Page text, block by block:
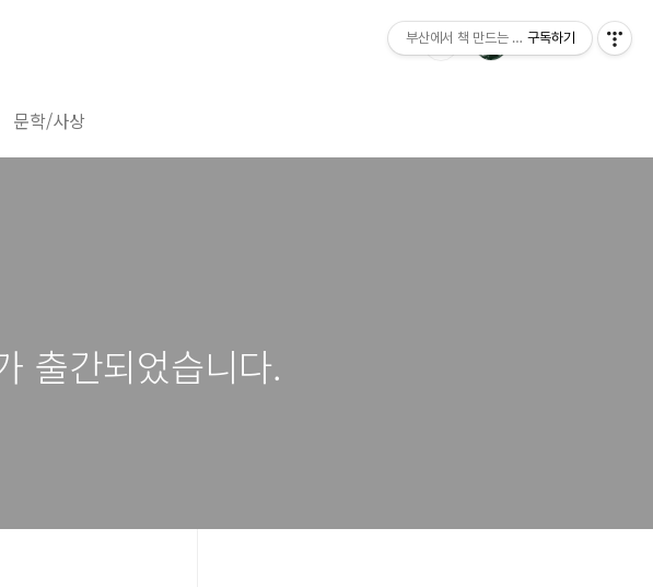
문학/사상
출간되었습니다.
부산에서 책 만드는 이야기 : 산지니출판사 블
구독하기